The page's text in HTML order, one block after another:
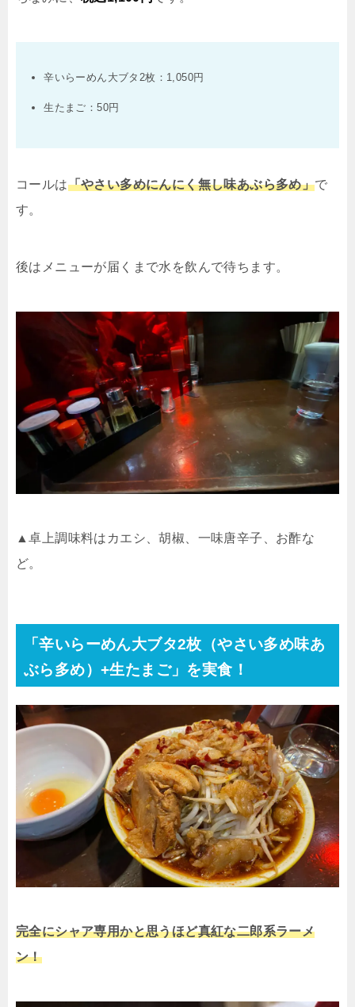
辛いらーめん大ブタ 2枚： 1,050円
生たまご：50円
コールは「やさい多めにんにく無し味あぶら多め」で
す。
後はメニューが届くまで水を飲んで待ちます。
▲卓上調味料はカエシ、胡椒、一味唐辛子、お酢な
ど。
「辛いらーめん大ブタ2枚（やさい多め味あ
ぶら多め） +生たまご」を実食！
完全にシャア専用かと思うほど真紅な二郎系ラーメ
ン！